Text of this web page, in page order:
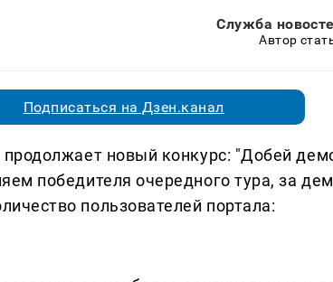
Служба
Автор
Подписаться на Дзен.канал
новый конкурс: "Добей
победителя очередного тура, за
пользователей портала: